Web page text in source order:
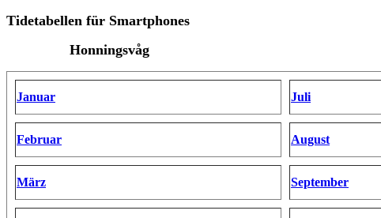
Tidetabellen für Smartphones
Honningsvåg
Januar Juli
Februar August
März September